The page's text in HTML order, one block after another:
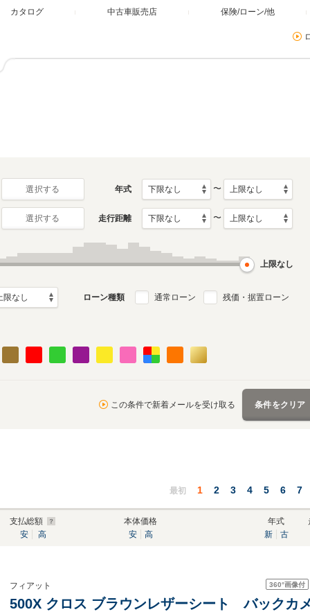
カタログ 中古車販売店 保険/ローン/他
選択する 年式 〜
選択する 走行距離 〜
上限なし
ローン種類 通常ローン 残価・据置ローン
この条件で新着メールを受け取る 条件をクリア
最初 1 2 3 4 5 6 7
支払総額
安
高
本体価格
安
高
年式
新
古
360°画像付
フィアット
500X クロス ブラウンレザーシート バック